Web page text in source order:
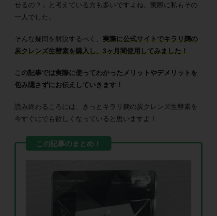
せるの？」と考えている方も多いですよね。実際に私もその
一人でした。
そんな疑問を解決するべく、 実際に公式サイトでキラリ麹の
炭クレンズ生酵素を購入し、3ヶ月間使用してみました！
この記事では実際に使ってわかったメリットやデメリットを
包み隠さずにお伝えしていきます！
読み終わるころには、きっとキラリ麹の炭クレンズ生酵素を
今すぐにでも欲しくなっていると思いますよ！